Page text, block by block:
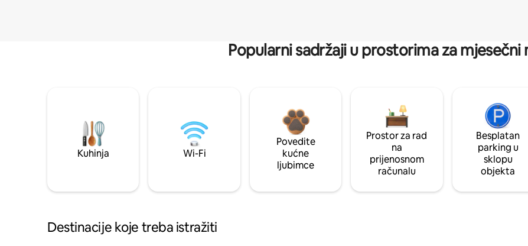
Popularni sadržaji u prostorima za mjesečni
Kuhinja Wi-Fi
Povedite
kućne
ljubimce
Prostor za rad
na
prijenosnom
računalu
Besplatan
parking u
sklopu
objekta
Destinacije koje treba istražiti